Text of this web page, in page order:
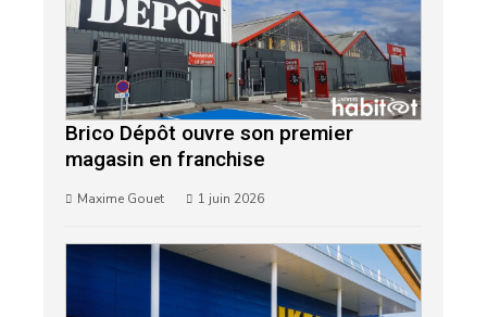
Brico Dépôt ouvre son premier
magasin en franchise
Maxime Gouet 1 juin 2026